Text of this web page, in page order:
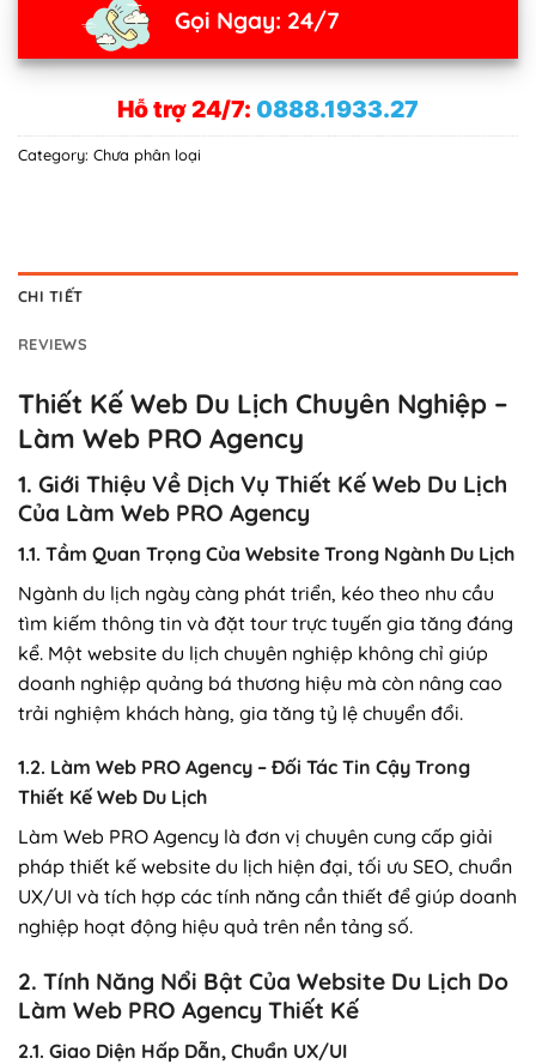
Gọi Ngay: 24/7
Hỗ trợ 24/7: 0888.1933.27
Category: Chưa phân loại
CHI TIẾT
REVIEWS
Thiết Kế Web Du Lịch Chuyên Nghiệp –
Làm Web PRO Agency
1. Giới Thiệu Về Dịch Vụ Thiết Kế Web Du Lịch
Của Làm Web PRO Agency
1.1. Tầm Quan Trọng Của Website Trong Ngành Du Lịch
Ngành du lịch ngày càng phát triển, kéo theo nhu cầu
tìm kiếm thông tin và đặt tour trực tuyến gia tăng đáng
kể. Một website du lịch chuyên nghiệp không chỉ giúp
doanh nghiệp quảng bá thương hiệu mà còn nâng cao
trải nghiệm khách hàng, gia tăng tỷ lệ chuyển đổi.
1.2. Làm Web PRO Agency – Đối Tác Tin Cậy Trong
Thiết Kế Web Du Lịch
Làm Web PRO Agency là đơn vị chuyên cung cấp giải
pháp thiết kế website du lịch hiện đại, tối ưu SEO, chuẩn
UX/UI và tích hợp các tính năng cần thiết để giúp doanh
nghiệp hoạt động hiệu quả trên nền tảng số.
2. Tính Năng Nổi Bật Của Website Du Lịch Do
Làm Web PRO Agency Thiết Kế
2.1. Giao Diện Hấp Dẫn, Chuẩn UX/UI